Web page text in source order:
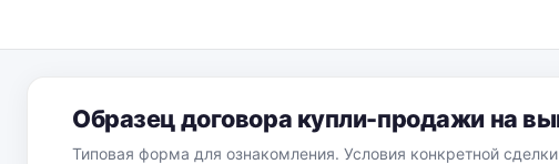
Образец договора купли-продажи на
Типовая форма для ознакомления. Условия конкретной